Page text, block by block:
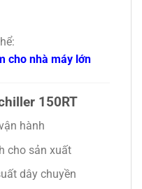
cho nhà máy lớn
150RT
hành
cho sản xuất
dây chuyền